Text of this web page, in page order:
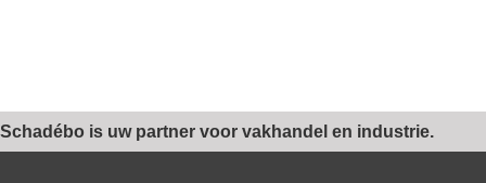
Schadébo is uw partner voor vakhandel en industrie.